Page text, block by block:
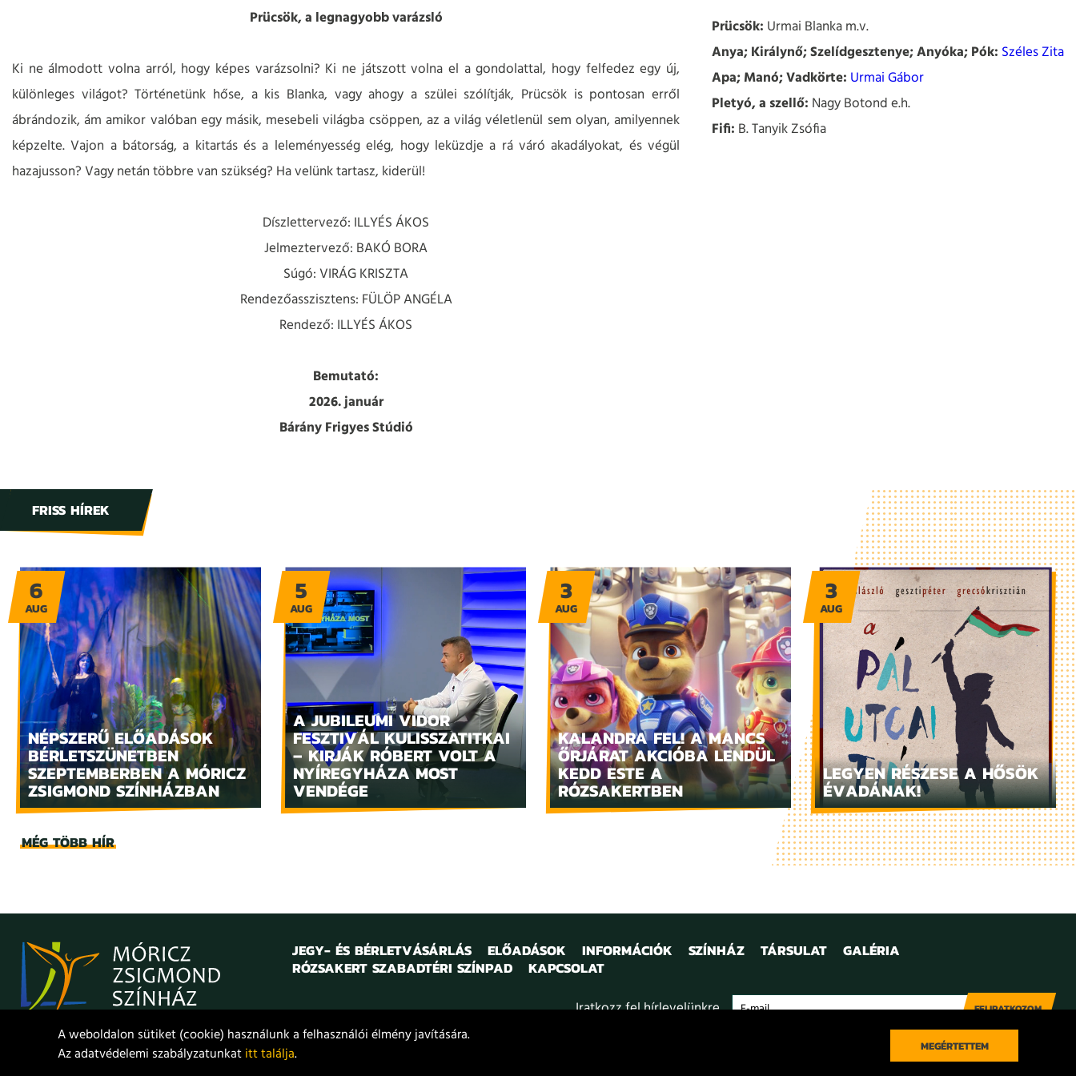
Prücsök, a legnagyobb varázsló
Ki ne álmodott volna arról, hogy képes varázsolni? Ki ne játszott volna el a gondolattal, hogy felfedez egy új,
különleges világot? Történetünk hőse, a kis Blanka, vagy ahogy a szülei szólítják, Prücsök is pontosan erről
ábrándozik, ám amikor valóban egy másik, mesebeli világba csöppen, az a világ véletlenül sem olyan, amilyennek
képzelte. Vajon a bátorság, a kitartás és a leleményesség elég, hogy leküzdje a rá váró akadályokat, és végül
hazajusson? Vagy netán többre van szükség? Ha velünk tartasz, kiderül!
Díszlettervező: ILLYÉS ÁKOS
Jelmeztervező: BAKÓ BORA
Súgó: VIRÁG KRISZTA
Rendezőasszisztens: FÜLÖP ANGÉLA
Rendező: ILLYÉS ÁKOS
Bemutató:
2026. január
Bárány Frigyes Stúdió
Prücsök: Urmai Blanka m.v.
Anya; Királynő; Szelídgesztenye; Anyóka; Pók: Széles Zita
Apa; Manó; Vadkörte: Urmai Gábor
Pletyó, a szellő: Nagy Botond e.h.
Fifi: B. Tanyik Zsófia
FRISS HÍREK
NÉPSZERŰ ELŐADÁSOK
BÉRLETSZÜNETBEN
SZEPTEMBERBEN A MÓRICZ
ZSIGMOND SZÍNHÁZBAN
6
AUG
A JUBILEUMI VIDOR
FESZTIVÁL KULISSZATITKAI
– KIRJÁK RÓBERT VOLT A
NYÍREGYHÁZA MOST
VENDÉGE
5
AUG
KALANDRA FEL! A MANCS
ŐRJÁRAT AKCIÓBA LENDÜL
KEDD ESTE A
RÓZSAKERTBEN
3
AUG
LEGYEN RÉSZESE A HŐSÖK
ÉVADÁNAK!
3
AUG
MÉG TÖBB HÍR
JEGY- ÉS BÉRLETVÁSÁRLÁS ELŐADÁSOK INFORMÁCIÓK SZÍNHÁZ TÁRSULAT
GALÉRIA
RÓZSAKERT SZABADTÉRI SZÍNPAD
KAPCSOLAT
Iratkozz fel hírlevelünkre FELIRATKOZOM
Adatvédelem
© 2021. Móricz Zsigmond Színház
A weboldalon sütiket (cookie) használunk a felhasználói élmény javítására.
Az adatvédelemi szabályzatunkatitt találja. MEGÉRTETTEM